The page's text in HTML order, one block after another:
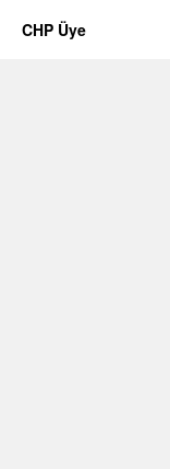
CHP Üye